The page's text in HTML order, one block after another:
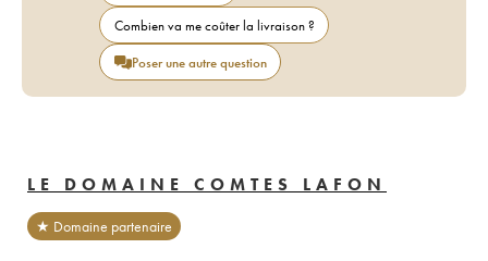
Combien va me coûter la livraison ?
Poser une autre question
LE DOMAINE COMTES LAFON
★ Domaine partenaire